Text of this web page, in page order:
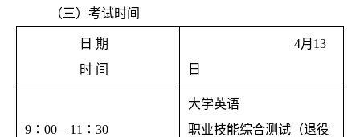
（三）考试时间
日 期
时 间
4月13
日
9∶00—11∶30
大学英语
职业技能综合测试（退役